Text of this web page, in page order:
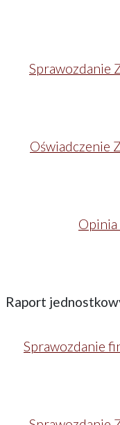
Sprawozdanie
Oświadczenie
Opinia
Raport
Sprawozdanie